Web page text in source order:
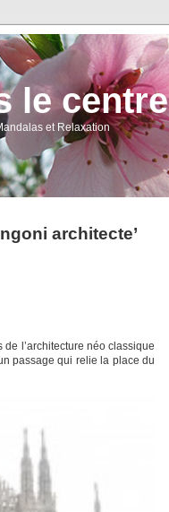
le centre
et Relaxation
architecte’
l’architecture néo classique
passage qui relie la place du